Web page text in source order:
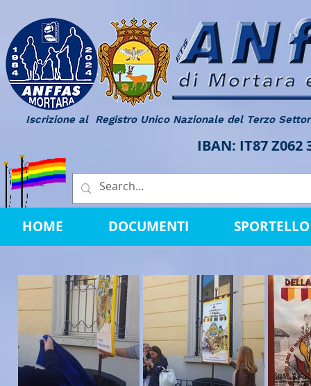
Iscrizione al Registro Unico Nazionale del Terzo
IBAN: IT87
HOME DOCUMENTI